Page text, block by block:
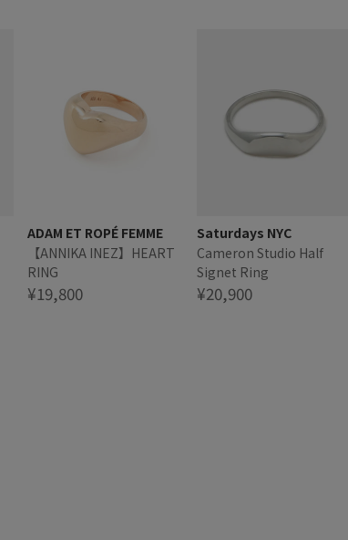
ADAM ET ROPÉ FEMME
【ANNIKA INEZ】HEART
RING
¥19,800
Saturdays NYC
Cameron Studio Half
Signet Ring
¥20,900